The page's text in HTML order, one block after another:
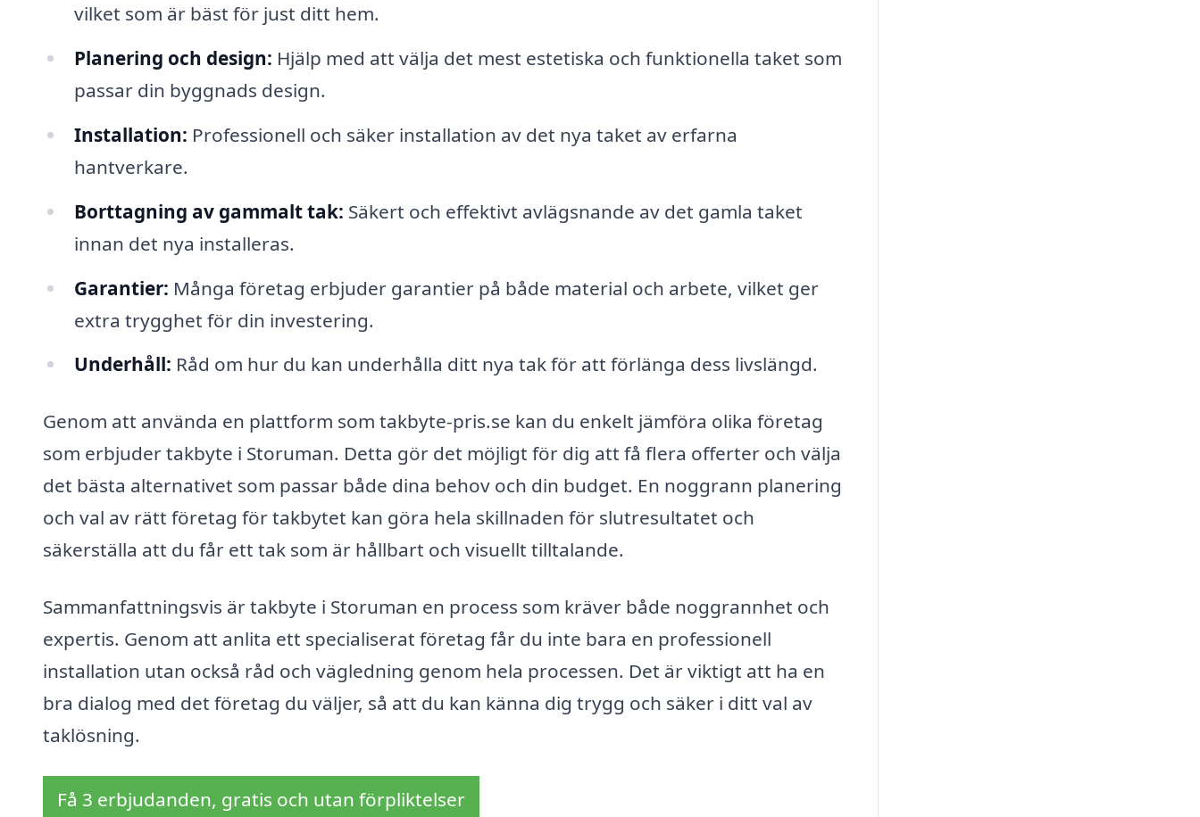
vilket som är bäst för just ditt hem.
Planering och design: Hjälp med att välja det mest estetiska och funktionella taket som
passar din byggnads design.
Installation: Professionell och säker installation av det nya taket av erfarna
hantverkare.
Borttagning av gammalt tak: Säkert och effektivt avlägsnande av det gamla taket
innan det nya installeras.
Garantier: Många företag erbjuder garantier på både material och arbete, vilket ger
extra trygghet för din investering.
Underhåll: Råd om hur du kan underhålla ditt nya tak för att förlänga dess livslängd.
Genom att använda en plattform som takbyte-pris.se kan du enkelt jämföra olika företag
som erbjuder takbyte i Storuman. Detta gör det möjligt för dig att få flera offerter och välja
det bästa alternativet som passar både dina behov och din budget. En noggrann planering
och val av rätt företag för takbytet kan göra hela skillnaden för slutresultatet och
säkerställa att du får ett tak som är hållbart och visuellt tilltalande.
Sammanfattningsvis är takbyte i Storuman en process som kräver både noggrannhet och
expertis. Genom att anlita ett specialiserat företag får du inte bara en professionell
installation utan också råd och vägledning genom hela processen. Det är viktigt att ha en
bra dialog med det företag du väljer, så att du kan känna dig trygg och säker i ditt val av
taklösning.
Få 3 erbjudanden, gratis och utan förpliktelser